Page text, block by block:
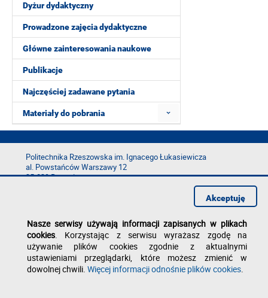
Dyżur dydaktyczny
Prowadzone zajęcia dydaktyczne
Główne zainteresowania naukowe
Publikacje
Najczęściej zadawane pytania
Materiały do pobrania
Politechnika Rzeszowska im. Ignacego Łukasiewicza
al. Powstańców Warszawy 12
35-029 Rzeszów
Deklaracja dostępności
Polityka prywatności
Zgłoś błąd na stronie
Nasze serwisy używają informacji zapisanych w plikach
cookies. Korzystając z serwisu wyrażasz zgodę na
używanie plików cookies zgodnie z aktualnymi
ustawieniami przeglądarki, które możesz zmienić w
dowolnej chwili. Więcej informacji odnośnie plików cookies.
Akceptuję